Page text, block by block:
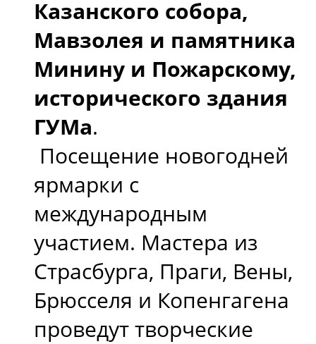
Казанского собора,
Мавзолея и памятника
Минину и Пожарскому,
исторического здания
ГУМа.
Посещение новогодней
ярмарки с
международным
участием. Мастера из
Страсбурга, Праги, Вены,
Брюсселя и Копенгагена
проведут творческие